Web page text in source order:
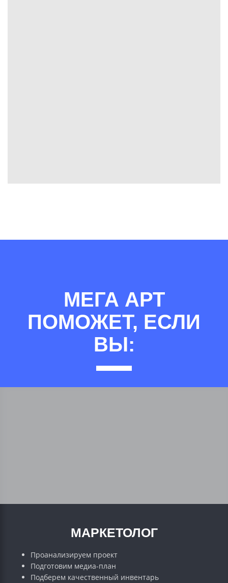
МЕГА АРТ
ПОМОЖЕТ, ЕСЛИ
ВЫ:
МАРКЕТОЛОГ
Проанализируем проект
Подготовим медиа-план
Подберем качественный инвентарь